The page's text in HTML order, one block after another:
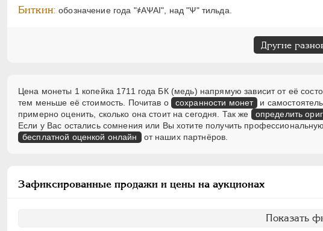
Биткин: обозначение года "҂АѰАI", над "Ѱ" тильда.
Другие
Цена монеты 1 копейка 1711 года БК (медь) напрямую зависит от её
тем меньше её стоимость. Почитав о
сохранности монет
и
примерно оценить, сколько она стоит на сегодня. Так же
определить
Если у Вас остались сомнения или Вы хотите получить
бесплатной оценкой онлайн от наших партнёров.
Зафиксированные продажи и цены на аукционах
Показать